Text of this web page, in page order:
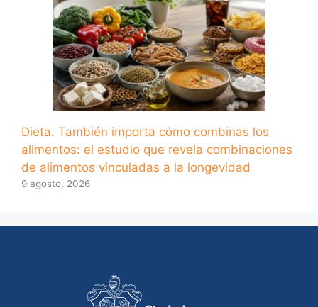
Dieta. También importa cómo combinas los
alimentos: el estudio que revela combinaciones
de alimentos vinculadas a la longevidad
9 agosto, 2026